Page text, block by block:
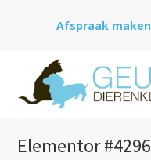
Afspraak maken
Elementor #4296